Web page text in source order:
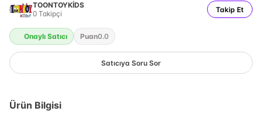
TOONTOYKİDS
0 Takipçi Takip Et
Onaylı Satıcı Puan0.0
Satıcıya Soru Sor
Ürün Bilgisi